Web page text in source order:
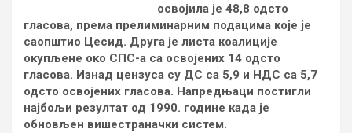
освојила је 48,8 одсто
гласова, према прелиминарним подацима које је
саопштио Цесид. Друга је листа коалиције
окупљене око СПС-а са освојених 14 одсто
гласова. Изнад цензуса су ДС са 5,9 и НДС са 5,7
одсто освојених гласова. Напредњаци постигли
најбољи резултат од 1990. године када је
обновљен вишестраначки систем.